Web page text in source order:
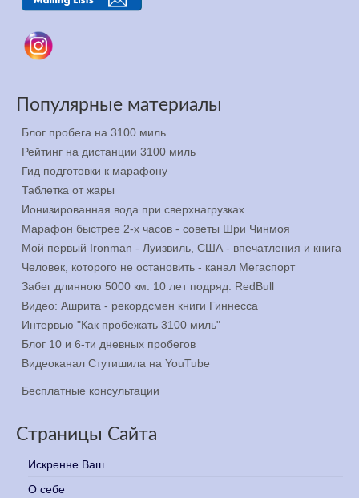
Популярные материалы
Блог пробега на 3100 миль
Рейтинг на дистанции 3100 миль
Гид подготовки к марафону
Таблетка от жары
Ионизированная вода при сверхнагрузках
Марафон быстрее 2-х часов - советы Шри Чинмоя
Мой первый Ironman - Луизвиль, США - впечатления и книга
Человек, которого не остановить - канал Мегаспорт
Забег длинною 5000 км. 10 лет подряд. RedBull
Видео: Ашрита - рекордсмен книги Гиннесса
Интервью "Как пробежать 3100 миль"
Блог 10 и 6-ти дневных пробегов
Видеоканал Стутишила на YouTube
Бесплатные консультации
Страницы Сайта
Искренне Ваш
О себе